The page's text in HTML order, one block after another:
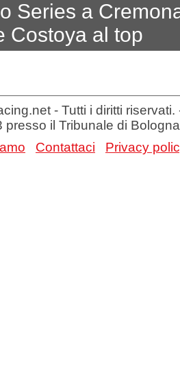
Series a
Costoya al top
- Tutti i diritti
presso il Tribunale di Bologna
Contattaci Privacy